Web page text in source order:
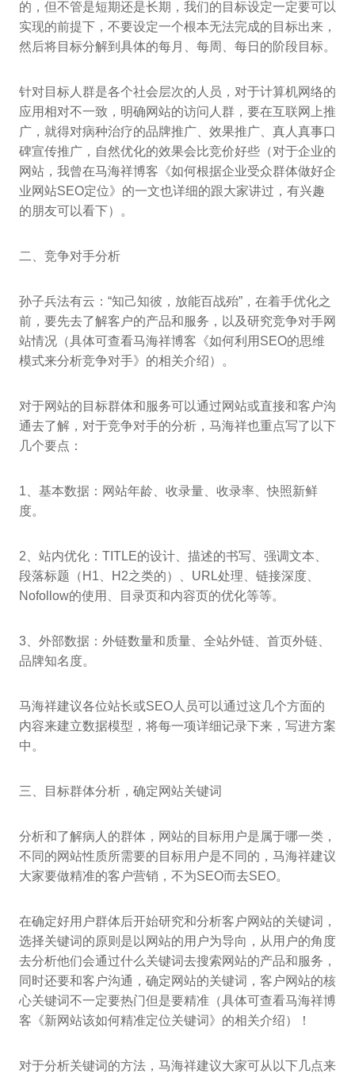
的，但不管是短期还是长期，我们的目标设定一定要可以
实现的前提下，不要设定一个根本无法完成的目标出来，
然后将目标分解到具体的每月、每周、每日的阶段目标。
针对目标人群是各个社会层次的人员，对于计算机网络的
应用相对不一致，明确网站的访问人群，要在互联网上推
广，就得对病种治疗的品牌推广、效果推广、真人真事口
碑宣传推广，自然优化的效果会比竞价好些（对于企业的
网站，我曾在马海祥博客《如何根据企业受众群体做好企
业网站SEO定位》的一文也详细的跟大家讲过，有兴趣
的朋友可以看下）。
二、竞争对手分析
孙子兵法有云：“知己知彼，放能百战殆”，在着手优化之
前，要先去了解客户的产品和服务，以及研究竞争对手网
站情况（具体可查看马海祥博客《如何利用SEO的思维
模式来分析竞争对手》的相关介绍）。
对于网站的目标群体和服务可以通过网站或直接和客户沟
通去了解，对于竞争对手的分析，马海祥也重点写了以下
几个要点：
1、基本数据：网站年龄、收录量、收录率、快照新鲜
度。
2、站内优化：TITLE的设计、描述的书写、强调文本、
段落标题（H1、H2之类的）、URL处理、链接深度、
Nofollow的使用、目录页和内容页的优化等等。
3、外部数据：外链数量和质量、全站外链、首页外链、
品牌知名度。
马海祥建议各位站长或SEO人员可以通过这几个方面的
内容来建立数据模型，将每一项详细记录下来，写进方案
中。
三、目标群体分析，确定网站关键词
分析和了解病人的群体，网站的目标用户是属于哪一类，
不同的网站性质所需要的目标用户是不同的，马海祥建议
大家要做精准的客户营销，不为SEO而去SEO。
在确定好用户群体后开始研究和分析客户网站的关键词，
选择关键词的原则是以网站的用户为导向，从用户的角度
去分析他们会通过什么关键词去搜索网站的产品和服务，
同时还要和客户沟通，确定网站的关键词，客户网站的核
心关键词不一定要热门但是要精准（具体可查看马海祥博
客《新网站该如何精准定位关键词》的相关介绍）！
对于分析关键词的方法，马海祥建议大家可从以下几点来